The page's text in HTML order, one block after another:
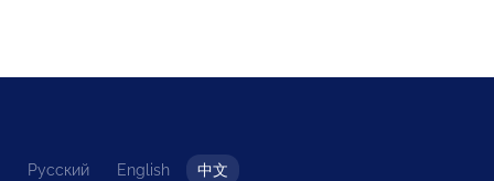
Русский English 中文